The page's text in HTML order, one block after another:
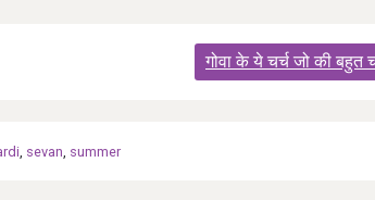
गोवा के ये चर्च जो की बहुत
, sevan, summer